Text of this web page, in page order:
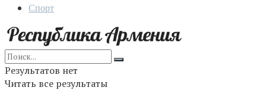
Спорт
Результатов нет
Читать все результаты